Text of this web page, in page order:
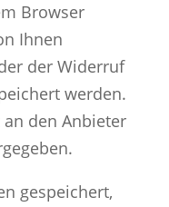
Browser
Ihnen
der Widerruf
werden.
den Anbieter
gespeichert,